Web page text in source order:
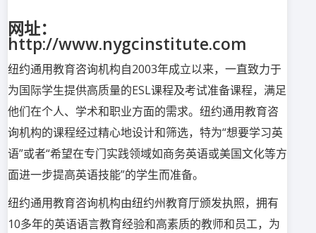
网址：
http://www.nygcinstitute.com
纽约通用教育咨询机构自2003年成立以来，一直致力于
为国际学生提供高质量的ESL课程及考试准备课程，满足
他们在个人、学术和职业方面的需求。纽约通用教育咨
询机构的课程经过精心地设计和筛选，特为“想要学习英
语”或者“希望在专门实践领域如商务英语或美国文化等方
面进一步提高英语技能”的学生而准备。
纽约通用教育咨询机构由纽约州教育厅颁发执照，拥有
10多年的英语语言教育经验和高素质的教师和员工，为